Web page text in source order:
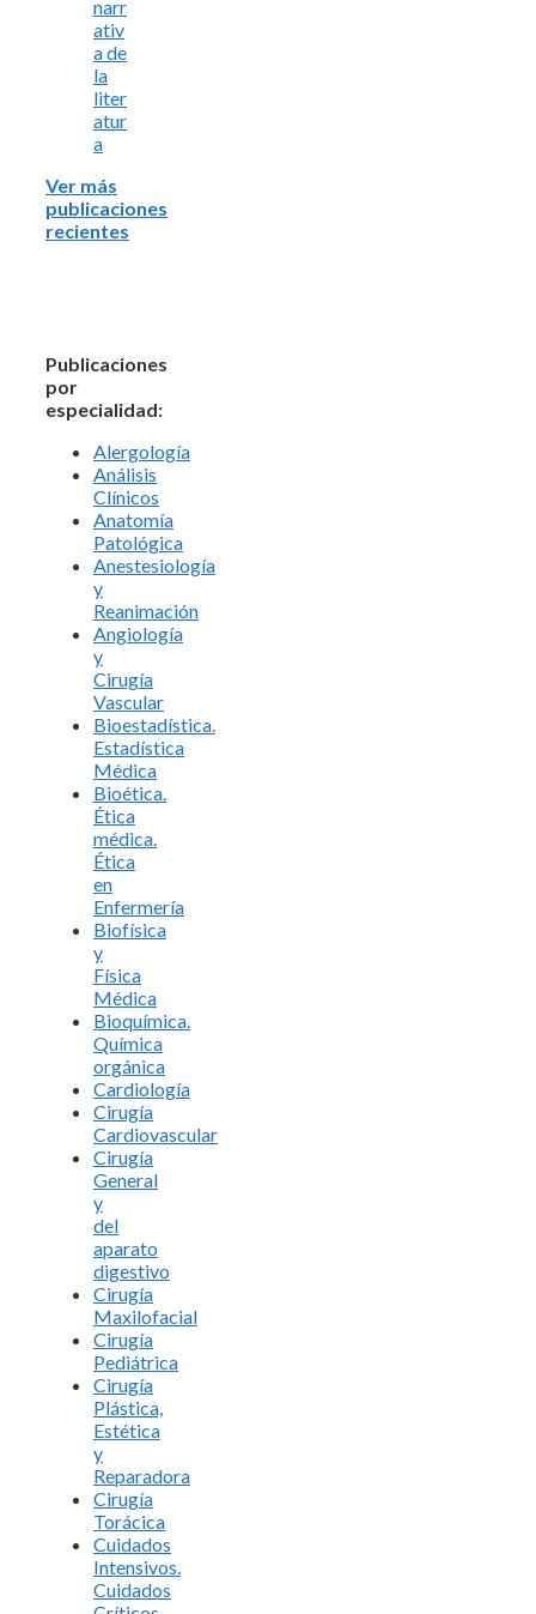
narr
ativ
a de
la
liter
atur
a
Ver más
publicaciones
recientes
Publicaciones
por
especialidad:
Alergología
Análisis
Clínicos
Anatomía
Patológica
Anestesiología
y
Reanimación
Angiología
y
Cirugía
Vascular
Bioestadística.
Estadística
Médica
Bioética.
Ética
médica.
Ética
en
Enfermería
Biofísica
y
Física
Médica
Bioquímica.
Química
orgánica
Cardiología
Cirugía
Cardiovascular
Cirugía
General
y
del
aparato
digestivo
Cirugía
Maxilofacial
Cirugía
Pediátrica
Cirugía
Plástica,
Estética
y
Reparadora
Cirugía
Torácica
Cuidados
Intensivos.
Cuidados